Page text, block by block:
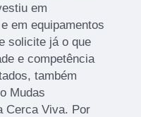
em
em equipamentos
solicite já o que
e competência
também
Mudas
Cerca Viva. Por